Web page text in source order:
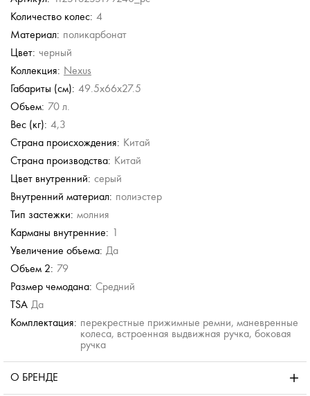
Чемодан средний M
из полипропилена с
кодовым замком
27 900 руб.
Чемодан средний M
из полипропилена с
кодовым замком
27 900 руб.
Количество колес: 4
Материал: поликарбонат
Цвет: черный
Коллекция: Nexus
Габариты (см): 49.5x66x27.5
Объем: 70 л.
Вес (кг): 4,3
Страна происхождения: Китай
Страна производства: Китай
Цвет внутренний: серый
Внутренний материал: полиэстер
Тип застежки: молния
Карманы внутренние: 1
Увеличение объема: Да
Объем 2: 79
Размер чемодана: Средний
TSA Да
Комплектация: перекрестные прижимные ремни, маневренные
колеса, встроенная выдвижная ручка, боковая
ручка
О БРЕНДЕ